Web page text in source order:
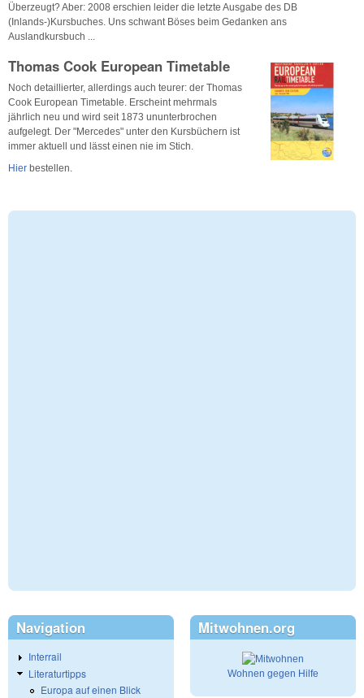
Überzeugt? Aber: 2008 erschien leider die letzte Ausgabe des DB
(Inlands-)Kursbuches. Uns schwant Böses beim Gedanken ans
Auslandkursbuch ...
Thomas Cook European Timetable
Noch detaillierter, allerdings auch teurer: der Thomas
Cook European Timetable. Erscheint mehrmals
jährlich neu und wird seit 1873 ununterbrochen
aufgelegt. Der "Mercedes" unter den Kursbüchern ist
immer aktuell und lässt einen nie im Stich.
Hier bestellen.
Navigation
Interrail
Literaturtipps
Europa auf einen Blick
Mitwohnen.org
Wohnen gegen Hilfe